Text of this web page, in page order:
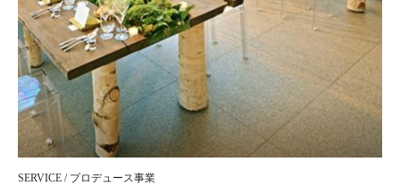
SERVICE / プロデュース事業